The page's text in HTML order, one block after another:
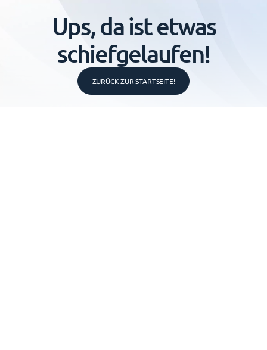
Ups, da ist etwas
schiefgelaufen!
ZURÜCK ZUR STARTSEITE!